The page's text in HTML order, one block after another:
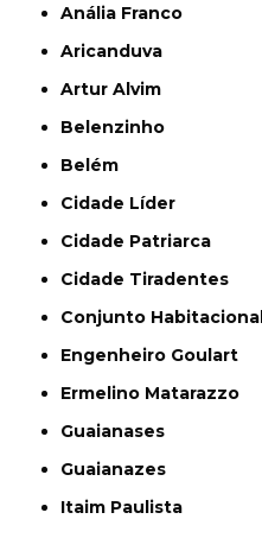
Anália Franco
Aricanduva
Artur Alvim
Belenzinho
Belém
Cidade Líder
Cidade Patriarca
Cidade Tiradentes
Conjunto
Engenheiro Goulart
Ermelino Matarazzo
Guaianases
Guaianazes
Itaim Paulista